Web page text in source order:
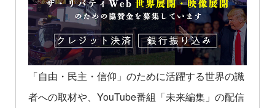
「自由・民主・信仰」のために活躍する世界の識
者への取材や、YouTube番組「未来編集」の配信